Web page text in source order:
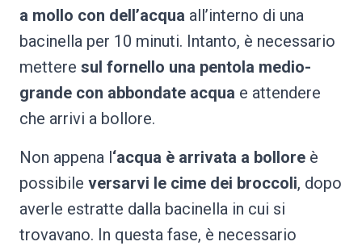
a mollo con dell’acqua all’interno di una
bacinella per 10 minuti. Intanto, è necessario
mettere sul fornello una pentola medio-
grande con abbondate acqua e attendere
che arrivi a bollore.
Non appena l‘acqua è arrivata a bollore è
possibile versarvi le cime dei broccoli, dopo
averle estratte dalla bacinella in cui si
trovavano. In questa fase, è necessario